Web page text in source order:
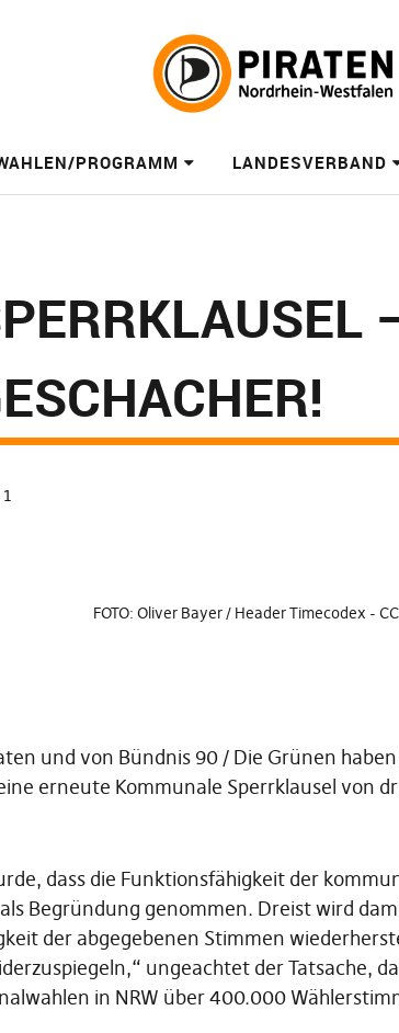
PROGRAMM LANDESVERBAND
1
FOTO: Oliver Bayer / Header Timecodex - CC
und von Bündnis 90 / Die Grünen
erneute Kommunale Sperrklausel von
dass die Funktionsfähigkeit der
Begründung genommen. Dreist wird
der abgegebenen Stimmen
ungeachtet der Tatsache,
in NRW über 400.000